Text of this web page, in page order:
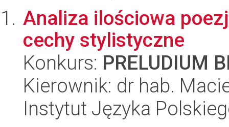
Analiza ilościowa
cechy stylistyczne
Konkurs: PRELUDIUM
Kierownik: dr hab.
Instytut Języka